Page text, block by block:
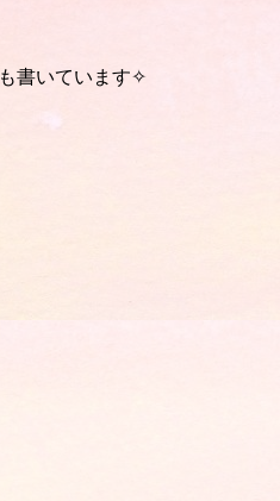
も書いています✧